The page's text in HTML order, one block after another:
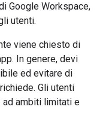
Google Workspace,
utenti.
viene chiesto di
In genere, devi
ed evitare di
Gli utenti
ambiti limitati e